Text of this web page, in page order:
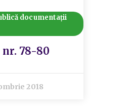
documentații
nr. 78-80
2018